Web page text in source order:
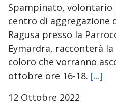
Spampinato, volontario
centro di aggregazione
Ragusa presso la
Eymardra, racconterà
coloro che vorranno
ottobre ore 16-18. [...]
12 Ottobre 2022